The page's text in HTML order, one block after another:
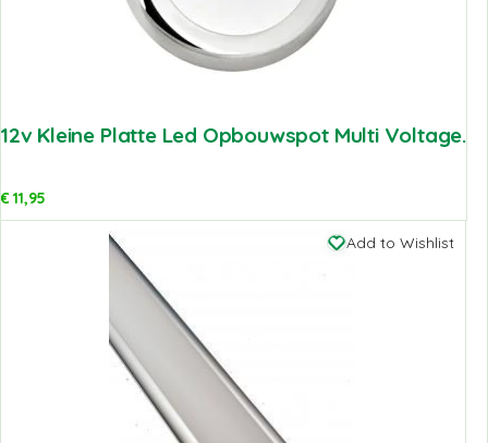
12v Kleine Platte Led Opbouwspot Multi Voltage.
€11,95
Add to Wishlist